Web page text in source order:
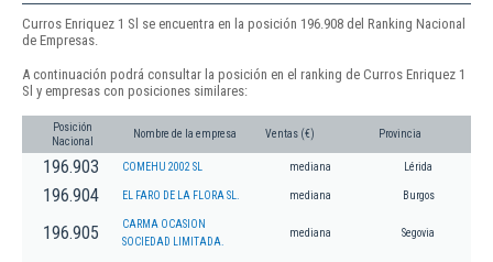
Curros Enriquez 1 Sl se encuentra en la posición 196.908 del Ranking Nacional
de Empresas.
A continuación podrá consultar la posición en el ranking de Curros Enriquez 1
Sl y empresas con posiciones similares:
Posición
Nacional
Nombre de la empresa Ventas (€) Provincia
196.903 COMEHU 2002 SL mediana Lérida
196.904 EL FARO DE LA FLORA SL. mediana Burgos
196.905
CARMA OCASION
SOCIEDAD LIMITADA.
mediana Segovia